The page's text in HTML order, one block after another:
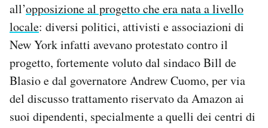
Notifiche mobile
Regala il Post
Hai bisogno di aiuto?
all’opposizione al progetto che era nata a livello
locale: diversi politici, attivisti e associazioni di
New York infatti avevano protestato contro il
progetto, fortemente voluto dal sindaco Bill de
Blasio e dal governatore Andrew Cuomo, per via
del discusso trattamento riservato da Amazon ai
suoi dipendenti, specialmente a quelli dei centri di